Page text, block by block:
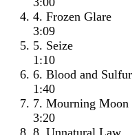
4. Frozen Glare
3:09
5. Seize
1:10
6. Blood and Sulfur
1:40
7. Mourning Moon
3:20